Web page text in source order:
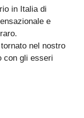
in Italia di
e
nel nostro
con gli esseri